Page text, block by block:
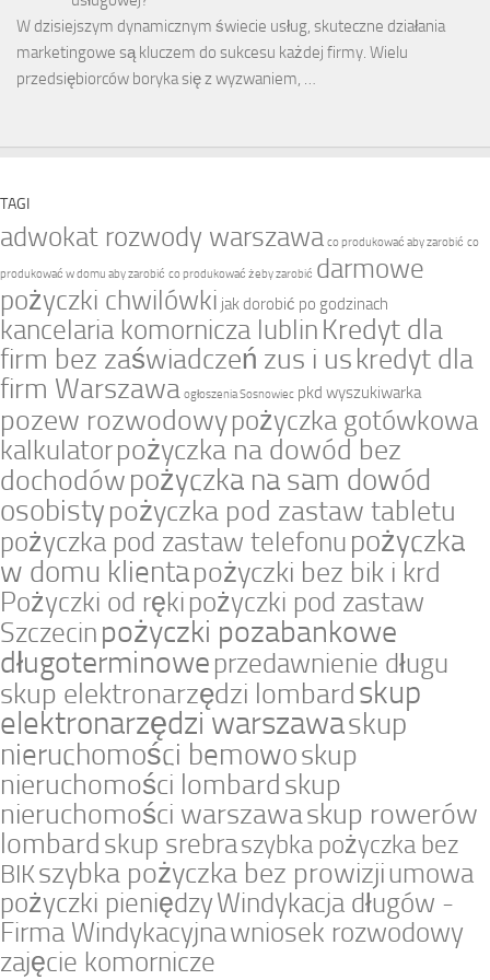
W dzisiejszym dynamicznym świecie usług, skuteczne działania
marketingowe są kluczem do sukcesu każdej firmy. Wielu
przedsiębiorców boryka się z wyzwaniem, …
TAGI
adwokat rozwody warszawa co produkować aby zarobić co
produkować w domu aby zarobić co produkować żeby zarobić darmowe
pożyczki chwilówki jak dorobić po godzinach
kancelaria komornicza lublin Kredyt dla
firm bez zaświadczeń zus i uskredyt dla
firm Warszawa ogłoszenia Sosnowiec pkd wyszukiwarka
pozew rozwodowypożyczka gotówkowa
kalkulatorpożyczka na dowód bez
dochodówpożyczka na sam dowód
osobistypożyczka pod zastaw tabletu
pożyczka pod zastaw telefonu pożyczka
w domu klientapożyczki bez bik i krd
Pożyczki od ręki pożyczki pod zastaw
Szczecin pożyczki pozabankowe
długoterminowe przedawnienie długu
skup elektronarzędzi lombardskup
elektronarzędzi warszawaskup
nieruchomości bemowoskup
nieruchomości lombardskup
nieruchomości warszawaskup rowerów
lombard skup srebraszybka pożyczka bez
BIKszybka pożyczka bez prowizjiumowa
pożyczki pieniędzyWindykacja długów -
Firma Windykacyjnawniosek rozwodowy
zajęcie komornicze